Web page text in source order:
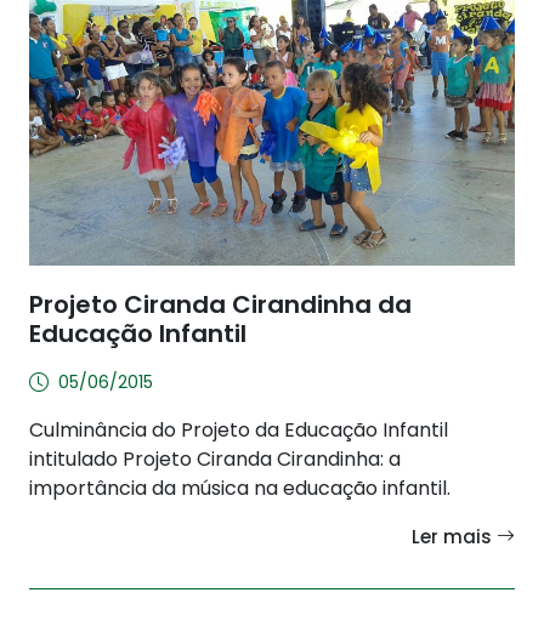
Projeto Ciranda Cirandinha da
Educação Infantil
05/06/2015
Culminância do Projeto da Educação Infantil
intitulado Projeto Ciranda Cirandinha: a
importância da música na educação infantil.
Ler mais